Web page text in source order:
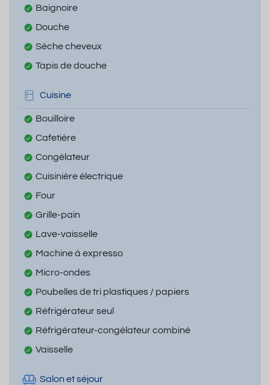
Baignoire
Douche
Sèche cheveux
Tapis de douche
Cuisine
Bouilloire
Cafetière
Congélateur
Cuisinière électrique
Four
Grille-pain
Lave-vaisselle
Machine à expresso
Micro-ondes
Poubelles de tri plastiques / papiers
Réfrigérateur seul
Réfrigérateur-congélateur combiné
Vaisselle
Salon et séjour